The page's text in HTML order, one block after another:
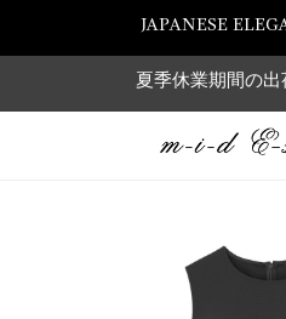
JAPANESE
夏季休業期間の出